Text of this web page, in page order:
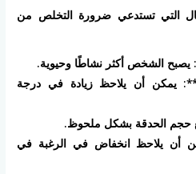
التي تستدعي ضرورة التخلص من
يصبح الشخص أكثر نشاطًا وحيوية.
يمكن أن يلاحظ زيادة في درجة
حجم الحدقة بشكل ملحوظ.
أن يلاحظ انخفاض في الرغبة في